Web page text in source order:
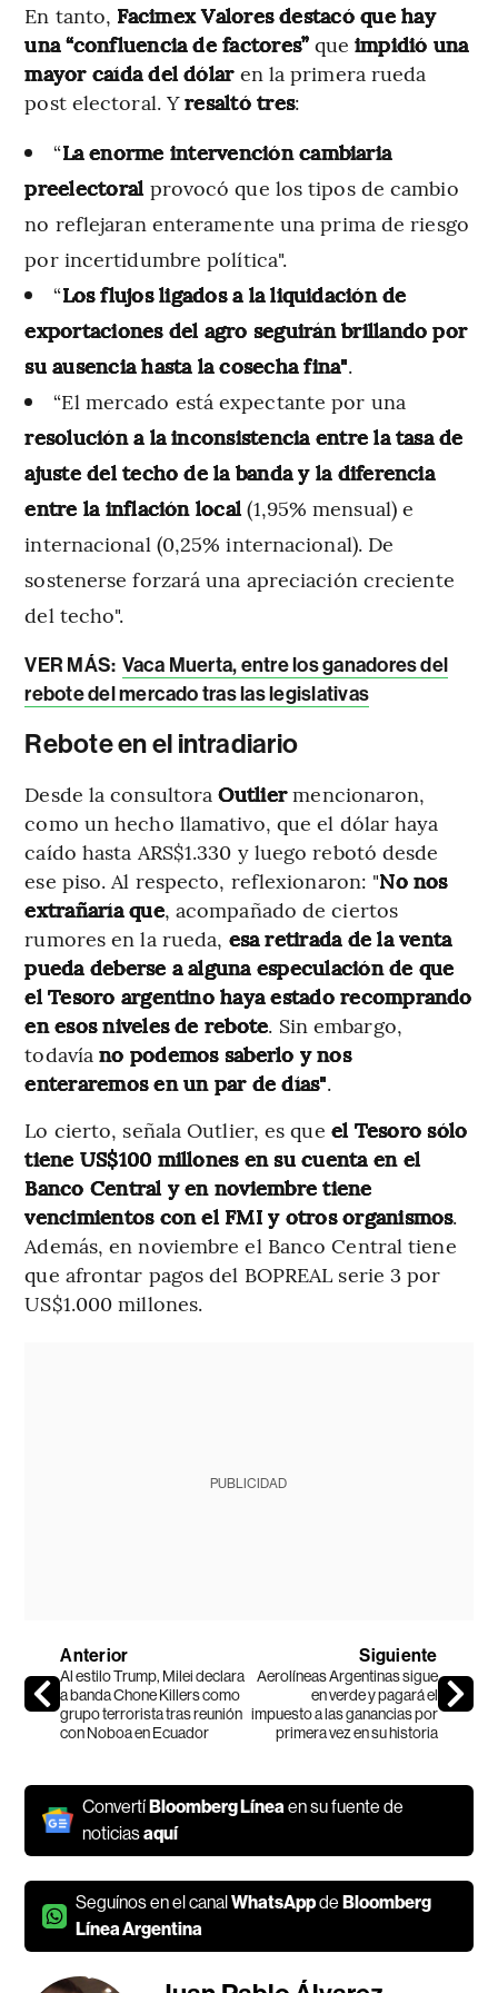
En tanto, Facimex Valores destacó que hay
una “confluencia de factores” que impidió una
mayor caída del dólaren la primera rueda
post electoral. Yresaltó tres:
“La enorme intervención cambiaria
preelectoral provocó que los tipos de cambio
no reflejaran enteramente una prima de riesgo
por incertidumbre política".
“Los flujos ligados a la liquidación de
exportaciones del agro seguirán brillando por
su ausencia hasta la cosecha fina".
“El mercado está expectante por una
resolución a la inconsistencia entre la tasa de
ajuste del techo de la banda y la diferencia
entre la inflación local(1,95% mensual) e
internacional (0,25% internacional). De
sostenerse forzará una apreciación creciente
del techo".
VER MÁS: Vaca Muerta, entre los ganadores del
rebote del mercado tras las legislativas
Rebote en el intradiario
Desde la consultoraOutliermencionaron,
como un hecho llamativo, que el dólar haya
caído hasta ARS$1.330 y luego rebotó desde
ese piso. Al respecto, reflexionaron: "No nos
extrañaría que, acompañado de ciertos
rumores en la rueda, esa retirada de la venta
pueda deberse a alguna especulación de que
el Tesoro argentino haya estado recomprando
en esos niveles de rebote. Sin embargo,
todavíano podemos saberlo y nos
enteraremos en un par de días".
Lo cierto, señala Outlier, es que el Tesoro sólo
tiene US$100 millones en su cuenta en el
Banco Central y en noviembre tiene
vencimientos con el FMI y otros organismos.
Además, en noviembre el Banco Central tiene
que afrontar pagos del BOPREAL serie 3 por
US$1.000 millones.
PUBLICIDAD
Anterior
Al estilo Trump, Milei declara
a banda Chone Killers como
grupo terrorista tras reunión
con Noboa en Ecuador
Siguiente
Aerolíneas Argentinas sigue
en verde y pagará el
impuesto a las ganancias por
primera vez en su historia
ConvertíBloomberg Línea en su fuente de
noticiasaquí
Seguínos en el canalWhatsAppdeBloomberg
Línea Argentina